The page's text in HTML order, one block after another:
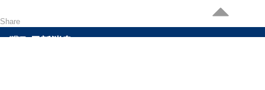
Share